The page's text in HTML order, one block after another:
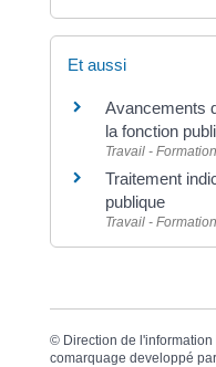
Et aussi
Avancements
la fonction
Travail - Formation
Traitement
publique
Travail - Formation
© Direction de
comarquage developpé par